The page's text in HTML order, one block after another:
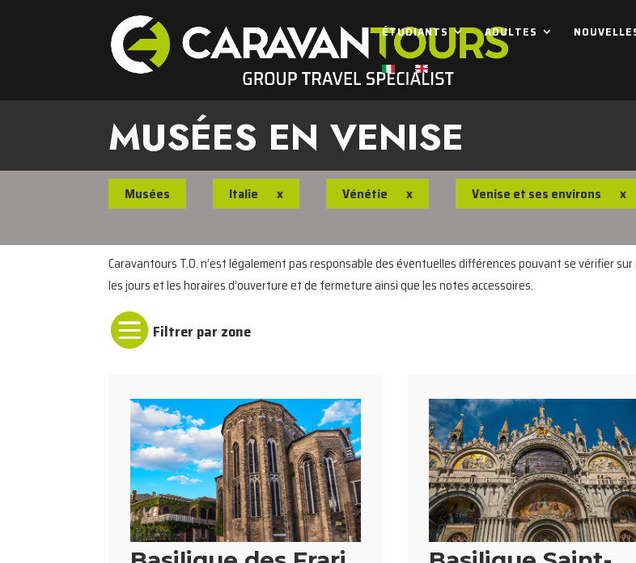
ÉTUDIANTS ADULTES
MUSÉES EN VENISE
Musées Italie x Vénétie x Venise et ses environs x
Caravantours T.O. n’est légalement pas responsable des éventuelles différences pouvant se vérifier
les jours et les horaires d’ouverture et de fermeture ainsi que les notes accessoires.
